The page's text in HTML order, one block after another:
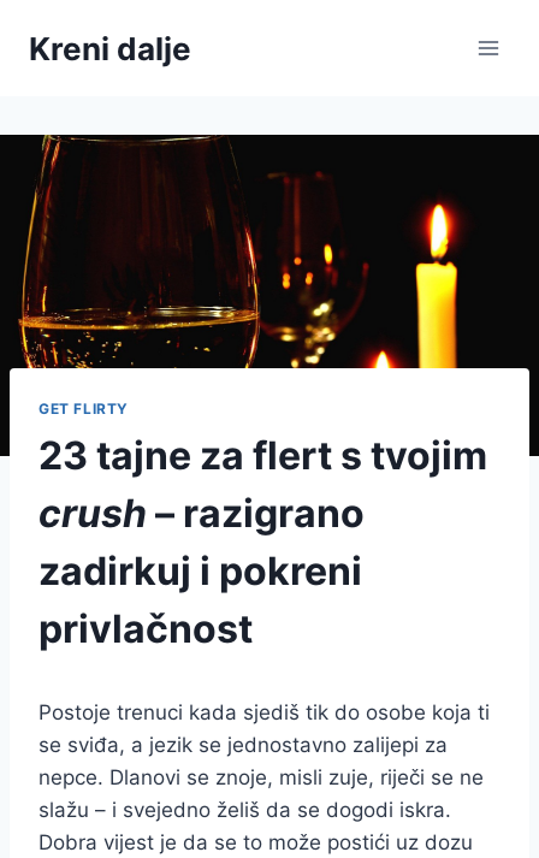
Kreni dalje
GET FLIRTY
23 tajne za flert s tvojim
crush – razigrano
zadirkuj i pokreni
privlačnost
Postoje trenuci kada sjediš tik do osobe koja ti
se sviđa, a jezik se jednostavno zalijepi za
nepce. Dlanovi se znoje, misli zuje, riječi se ne
slažu – i svejedno želiš da se dogodi iskra.
Dobra vijest je da se to može postići uz dozu